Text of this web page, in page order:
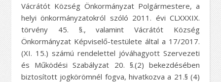
Vácrátót Község Önkormányzat Polgármestere, a
helyi önkormányzatokról szóló 2011. évi CLXXXIX.
törvény 45. §., valamint Vácrátót Község
Önkormányzat Képviselő-testülete által a 17/2017.
(XI. 15.) számú rendelettel jóváhagyott Szervezeti
és Működési Szabályzat 20. §.(2) bekezdésében
biztosított jogkörömnél fogva, hivatkozva a 21.§ (4)